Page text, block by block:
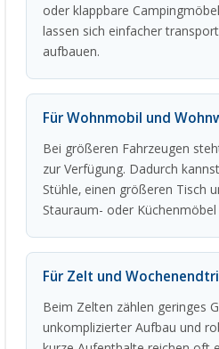
oder klappbare
lassen sich einfacher
aufbauen.
Für Wohnmobil und
Bei größeren Fahrzeugen
zur Verfügung. Dadurch
Stühle, einen größeren Tisch
Stauraum- oder Küchenmöbel
Für Zelt und
Beim Zelten zählen geringes
unkomplizierter Aufbau und